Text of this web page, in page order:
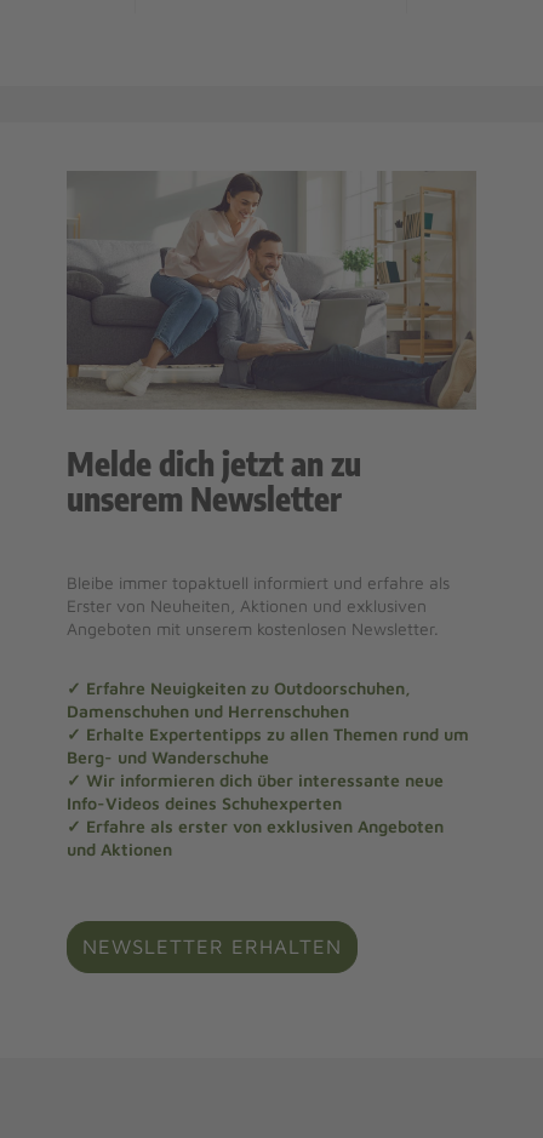
Melde dich jetzt an zu
unserem Newsletter
Bleibe immer topaktuell informiert und erfahre als
Erster von Neuheiten, Aktionen und exklusiven
Angeboten mit unserem kostenlosen Newsletter.
✓ Erfahre Neuigkeiten zu Outdoorschuhen,
Damenschuhen und Herrenschuhen
✓ Erhalte Expertentipps zu allen Themen rund um
Berg- und Wanderschuhe
✓ Wir informieren dich über interessante neue
Info-Videos deines Schuhexperten
✓ Erfahre als erster von exklusiven Angeboten
und Aktionen
NEWSLETTER ERHALTEN